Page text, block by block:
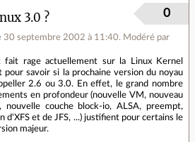
3.0 ?
30 septembre 2002 à 11:40. Modéré par
0
fait rage actuellement sur la Linux Kernel
pour savoir si la prochaine version du noyau
2.6 ou 3.0. En effet, le grand nombre
en profondeur (nouvelle VM, nouveau
nouvelle couche block-io, ALSA, preempt,
d'XFS et de JFS, ...) justifient pour certains le
majeur.